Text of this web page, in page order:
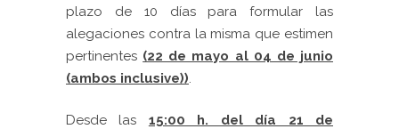
plazo de 10 días para formular las
alegaciones contra la misma que estimen
pertinentes (22 de mayo al 04 de junio
(ambos inclusive))
Desde las 15:00 h. del día 21 de